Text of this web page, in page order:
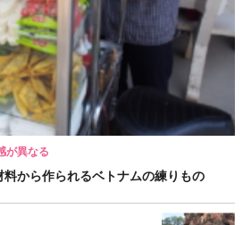
が異なる
から作られるベトナムの練りもの